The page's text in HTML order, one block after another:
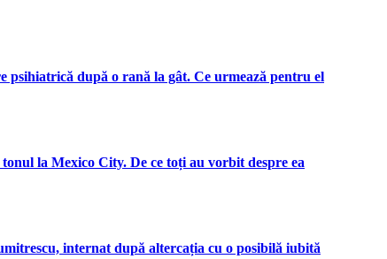
psihiatrică după o rană la gât. Ce urmează pentru el
la Mexico City. De ce toți au vorbit despre ea
internat după altercația cu o posibilă iubită